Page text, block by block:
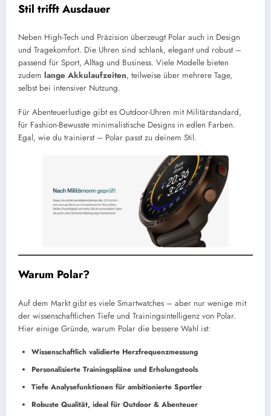
Stil trifft Ausdauer
Neben High-Tech und Präzision überzeugt Polar auch in Design
und Tragekomfort. Die Uhren sind schlank, elegant und robust –
passend für Sport, Alltag und Business. Viele Modelle bieten
zudem lange Akkulaufzeiten, teilweise über mehrere Tage,
selbst bei intensiver Nutzung.
Für Abenteuerlustige gibt es Outdoor-Uhren mit Militärstandard,
für Fashion-Bewusste minimalistische Designs in edlen Farben.
Egal, wie du trainierst – Polar passt zu deinem Stil.
Warum Polar?
Auf dem Markt gibt es viele Smartwatches – aber nur wenige mit
der wissenschaftlichen Tiefe und Trainingsintelligenz von Polar.
Hier einige Gründe, warum Polar die bessere Wahl ist:
Wissenschaftlich validierte Herzfrequenzmessung
Personalisierte Trainingspläne und Erholungstools
Tiefe Analysefunktionen für ambitionierte Sportler
Robuste Qualität, ideal für Outdoor & Abenteuer